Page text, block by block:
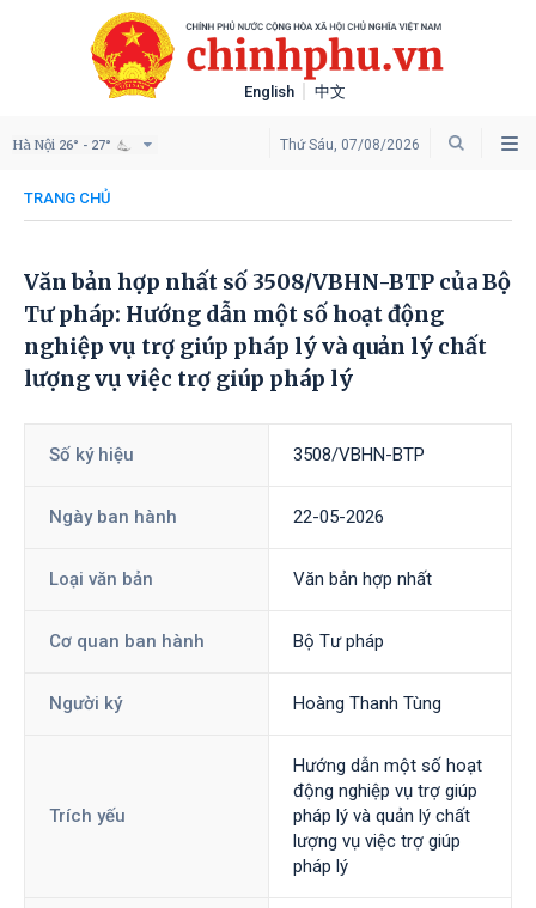
English 中文
Thứ Sáu, 07/08/2026
Hà Nội 26° - 27°
TRANG CHỦ
Văn bản hợp nhất số 3508/VBHN-BTP của Bộ
Tư pháp: Hướng dẫn một số hoạt động
nghiệp vụ trợ giúp pháp lý và quản lý chất
lượng vụ việc trợ giúp pháp lý
Số ký hiệu 3508/VBHN-BTP
Ngày ban hành 22-05-2026
Loại văn bản Văn bản hợp nhất
Cơ quan ban hành Bộ Tư pháp
Người ký Hoàng Thanh Tùng
Trích yếu
Hướng dẫn một số hoạt
động nghiệp vụ trợ giúp
pháp lý và quản lý chất
lượng vụ việc trợ giúp
pháp lý